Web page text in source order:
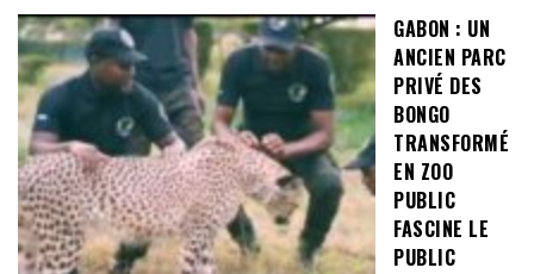
GABON : UN
ANCIEN PARC
PRIVÉ DES
BONGO
TRANSFORMÉ
EN ZOO
PUBLIC
FASCINE LE
PUBLIC